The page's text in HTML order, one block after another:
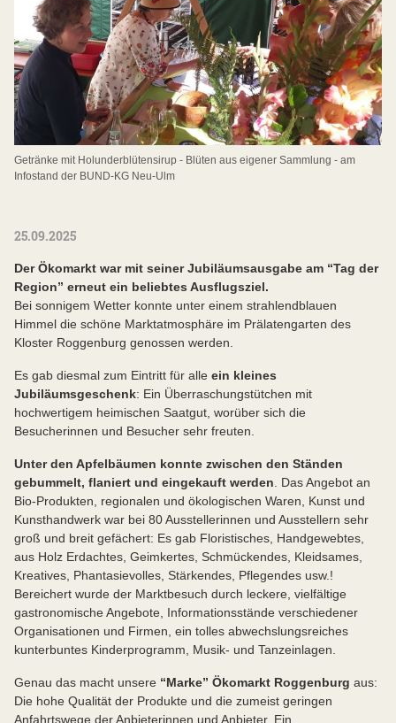
Getränke mit Holunderblütensirup - Blüten aus eigener Sammlung - am
Infostand der BUND-KG Neu-Ulm
25.09.2025
Der Ökomarkt war mit seiner Jubiläumsausgabe am “Tag der
Region” erneut ein beliebtes Ausflugsziel.
Bei sonnigem Wetter konnte unter einem strahlendblauen
Himmel die schöne Marktatmosphäre im Prälatengarten des
Kloster Roggenburg genossen werden.
Es gab diesmal zum Eintritt für alle ein kleines
Jubiläumsgeschenk: Ein Überraschungstütchen mit
hochwertigem heimischen Saatgut, worüber sich die
Besucherinnen und Besucher sehr freuten.
Unter den Apfelbäumen konnte zwischen den Ständen
gebummelt, flaniert und eingekauft werden . Das Angebot an
Bio-Produkten, regionalen und ökologischen Waren, Kunst und
Kunsthandwerk war bei 80 Ausstellerinnen und Ausstellern sehr
groß und breit gefächert: Es gab Floristisches, Handgewebtes,
aus Holz Erdachtes, Geimkertes, Schmückendes, Kleidsames,
Kreatives, Phantasievolles, Stärkendes, Pflegendes usw.!
Bereichert wurde der Marktbesuch durch leckere, vielfältige
gastronomische Angebote, Informationsstände verschiedener
Organisationen und Firmen, ein tolles abwechslungsreiches
kunterbuntes Kinderprogramm, Musik- und Tanzeinlagen.
Genau das macht unsere “Marke” Ökomarkt Roggenburg aus:
Die hohe Qualität der Produkte und die zumeist geringen
Anfahrtswege der Anbieterinnen und Anbieter. Ein